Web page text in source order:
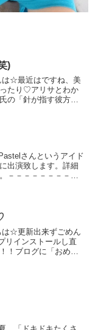
)
は☆最近はですね、美
たり♡アリサとわか
の「針が指す彼方ま
さんというアイド
出演致します。詳細
－－－－－－－－－
は☆更新出来ずごめん
リインストールし直
！ブログに「おめで